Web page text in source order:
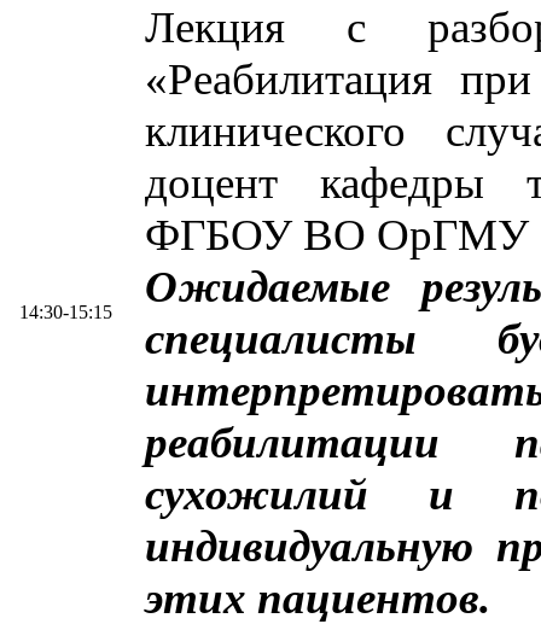
14:30-15:15
Лекция с
«Реабилитация
клинического
доцент кафедры
ФГБОУ ВО ОрГМУ
Ожидаемые
специалисты
реабилитации
сухожилий и
индивидуальную
этих пациентов.